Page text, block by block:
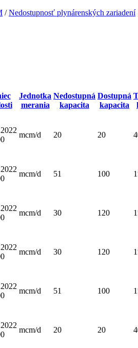
/ Nedostupnosť plynárenských zariadení
Jednotka
merania
Nedostupná
kapacita
Dostupná
kapacita
mcm/d 20 20
mcm/d 51 100
mcm/d 30 120
mcm/d 30 120
mcm/d 51 100
mcm/d 20 20